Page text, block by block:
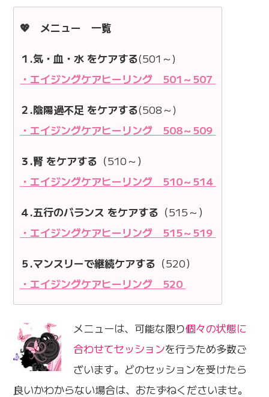
💖 メニュー 一覧
１.気・血・水 をケアする(501～)
・エイジングケアヒーリング 501～507
２.陰陽過不足 をケアする(508～)
・エイジングケアヒーリング 508～509
３.腎 をケアする （510～）
・エイジングケアヒーリング 510～514
４.五行のバランス をケアする （515～）
・エイジングケアヒーリング 515～519
５.マンスリーで継続ケアする （520）
・エイジングケアヒーリング 520
メニューは、可能な限り個々の状態に
合わせてセッションを行うため多数ご
ざいます。どのセッションを受けたら
良いかわからない場合は、おたずねくださいませ。